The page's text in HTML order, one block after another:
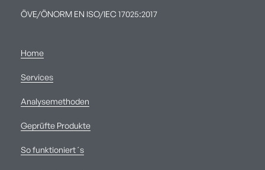
ÖVE/ÖNORM EN ISO/IEC 17025:2017
Home
Services
Analysemethoden
Geprüfte Produkte
So funktioniert´s